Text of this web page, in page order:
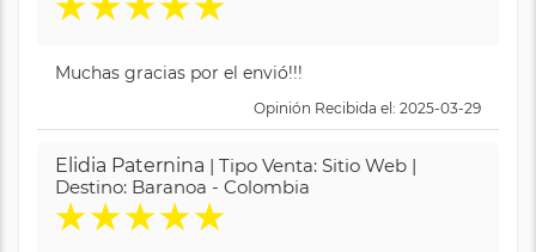
Muchas gracias por el envió!!!
Opinión Recibida el: 2025-03-29
Elidia Paternina | Tipo Venta: Sitio Web |
Destino: Baranoa - Colombia
★★★★★